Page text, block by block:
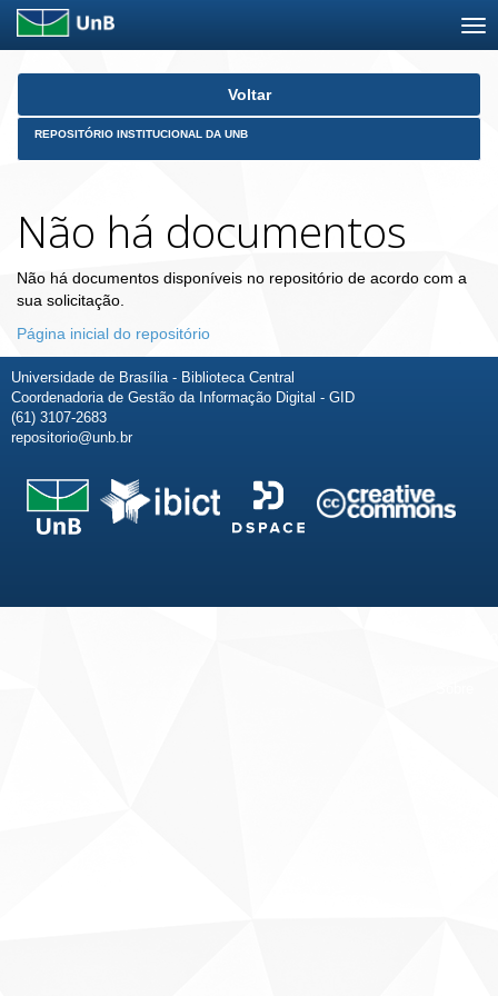
Skip
Voltar
REPOSITÓRIO INSTITUCIONAL DA UNB
Não há documentos
Não há documentos disponíveis no repositório de acordo com a
sua solicitação.
Página inicial do repositório
Universidade de Brasília - Biblioteca Central
Coordenadoria de Gestão da Informação Digital - GID
(61) 3107-2683
repositorio@unb.br